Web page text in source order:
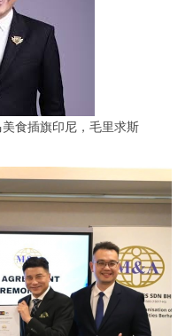
食插旗印尼，毛里求斯